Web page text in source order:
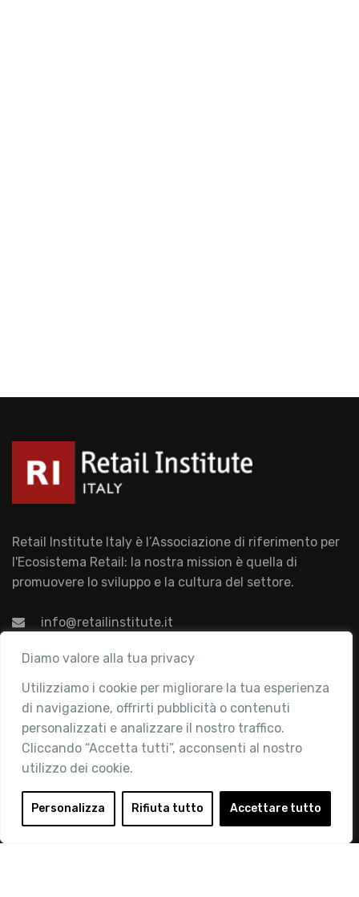
Diamo valore alla tua privacy
Utilizziamo i cookie per migliorare la tua esperienza
di navigazione, offrirti pubblicità o contenuti
personalizzati e analizzare il nostro traffico.
Cliccando “Accetta tutti”, acconsenti al nostro
utilizzo dei cookie.
Personalizza Rifiuta tutto Accettare tutto
Retail Institute Italy è l’Associazione di riferimento per
l'Ecosistema Retail: la nostra mission è quella di
promuovere lo sviluppo e la cultura del settore.
info@retailinstitute.it
Associazione
Chi siamo
Attività
Contatti
Area Riservata
Login
Diventa Socio